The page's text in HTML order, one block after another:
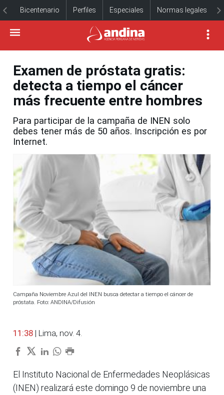
Bicentenario Perfiles Especiales Normas legales
Examen de próstata gratis:
detecta a tiempo el cáncer
más frecuente entre hombres
Para participar de la campaña de INEN solo
debes tener más de 50 años. Inscripción es por
Internet.
Campaña Noviembre Azul del INEN busca detectar a tiempo el cáncer de
próstata. Foto: ANDINA/Difusión
11:38 | Lima, nov. 4.
El Instituto Nacional de Enfermedades Neoplásicas
(INEN) realizará este domingo 9 de noviembre una